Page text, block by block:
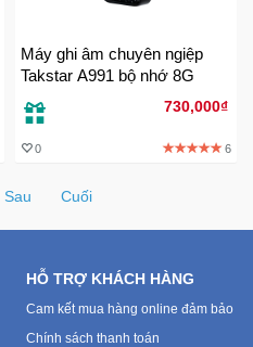
Máy ghi âm chuyên ngiệp
Takstar A991 bộ nhớ 8G
730,000₫
0 6
Sau Cuối
HỖ TRỢ KHÁCH HÀNG
Cam kết mua hàng online đảm bảo
Chính sách thanh toán